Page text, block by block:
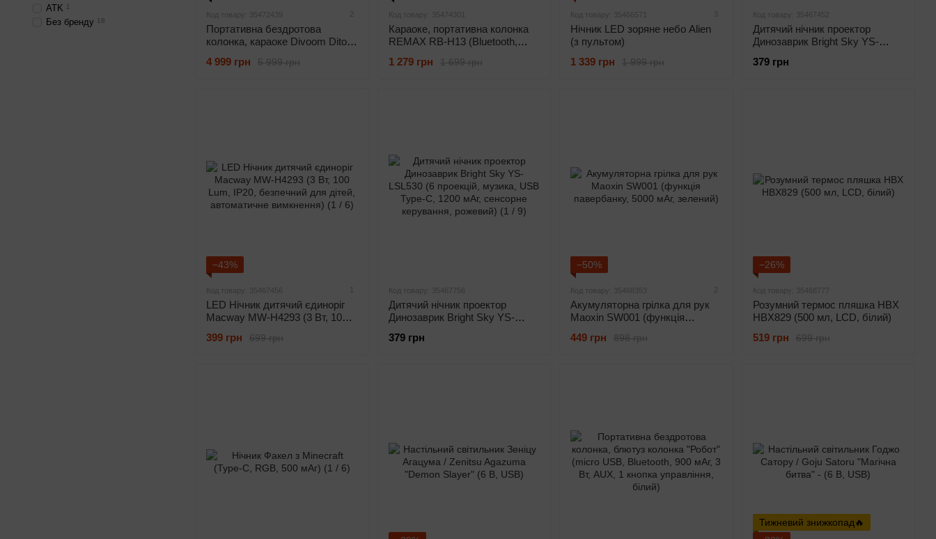
Код товару: 35472439
Портативна бездротова
колонка, караоке Divoom Ditoo
blue)
5 999 грн
4 999 грн
Код товару: 35474301
Караоке, портативна колонка
REMAX RB-H13 (Bluetooth,
RGB)
1 699 грн
1 279 грн
Код товару: 35466571
Нічник LED зоряне небо Alien
(з пультом)
1 999 грн
1 339 грн
Код товару: 35467452
Дитячий нічник проектор
Динозаврик Bright Sky YS-
USB Type-C, 1200 мАг,
379 грн
−43%
Код товару: 35467456
LED Нічник дитячий єдиноріг
Macway MW-H4293 (3 Вт, 100
дітей, автоматичне вимкнення)
699 грн
399 грн
Код товару: 35467756
Дитячий нічник проектор
Динозаврик Bright Sky YS-
USB Type-C, 1200 мАг,
379 грн
−50%
Код товару: 35468353
Акумуляторна грілка для рук
Maoxin SW001 (функція
898 грн
449 грн
−26%
Код товару: 35468777
Розумний термос пляшка HBX
HBX829 (500 мл, LCD, білий)
699 грн
519 грн
Тижневий знижкопад🔥
ATK 1
Без бренду 18